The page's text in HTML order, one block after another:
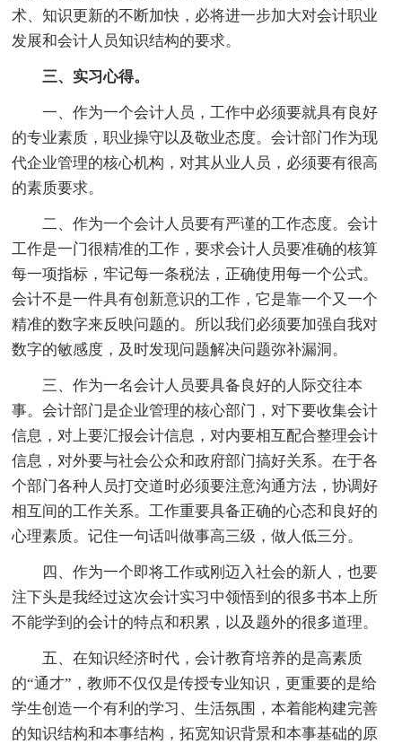
术、知识更新的不断加快，必将进一步加大对会计职业
发展和会计人员知识结构的要求。
三、实习心得。
一、作为一个会计人员，工作中必须要就具有良好
的专业素质，职业操守以及敬业态度。会计部门作为现
代企业管理的核心机构，对其从业人员，必须要有很高
的素质要求。
二、作为一个会计人员要有严谨的工作态度。会计
工作是一门很精准的工作，要求会计人员要准确的核算
每一项指标，牢记每一条税法，正确使用每一个公式。
会计不是一件具有创新意识的工作，它是靠一个又一个
精准的数字来反映问题的。所以我们必须要加强自我对
数字的敏感度，及时发现问题解决问题弥补漏洞。
三、作为一名会计人员要具备良好的人际交往本
事。会计部门是企业管理的核心部门，对下要收集会计
信息，对上要汇报会计信息，对内要相互配合整理会计
信息，对外要与社会公众和政府部门搞好关系。在于各
个部门各种人员打交道时必须要注意沟通方法，协调好
相互间的工作关系。工作重要具备正确的心态和良好的
心理素质。记住一句话叫做事高三级，做人低三分。
四、作为一个即将工作或刚迈入社会的新人，也要
注下头是我经过这次会计实习中领悟到的很多书本上所
不能学到的会计的特点和积累，以及题外的很多道理。
五、在知识经济时代，会计教育培养的是高素质
的“通才”，教师不仅仅是传授专业知识，更重要的是给
学生创造一个有利的学习、生活氛围，本着能构建完善
的知识结构和本事结构，拓宽知识背景和本事基础的原